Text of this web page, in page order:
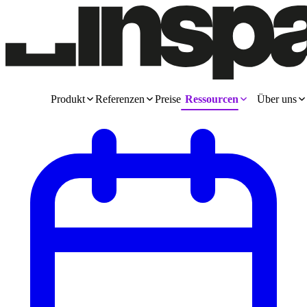
Produkt Referenzen Preise Ressourcen Über uns